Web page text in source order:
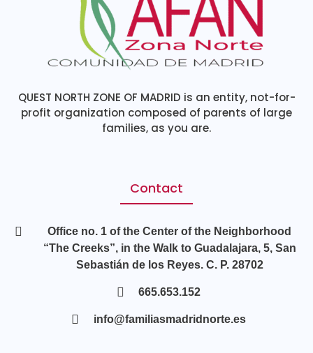
QUEST NORTH ZONE OF MADRID is an entity, not-for-
profit organization composed of parents of large
families, as you are.
Contact
Office no. 1 of the Center of the Neighborhood
“The Creeks”, in the Walk to Guadalajara, 5, San
Sebastián de los Reyes. C. P. 28702
665.653.152
info@familiasmadridnorte.es